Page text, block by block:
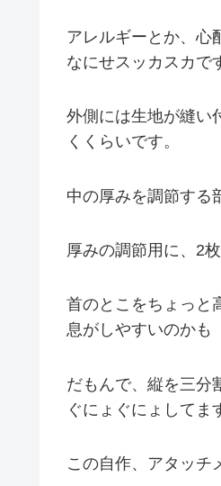
アレルギーとか、心
なにせスッカスカで
外側には生地が縫い
くくらいです。
中の厚みを調節する
厚みの調節用に、2
首のとこをちょっと
息がしやすいのかも
だもんで、縦を三分
ぐにょぐにょしてま
この自作、アタッチ